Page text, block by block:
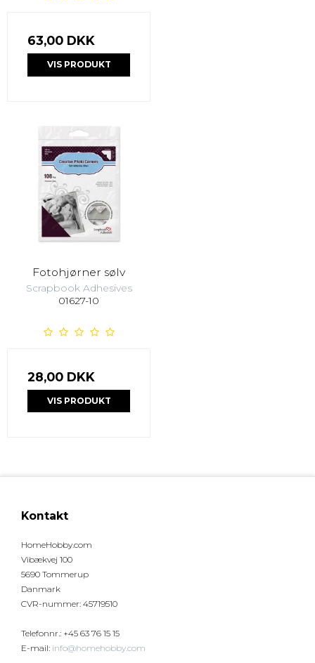
63,00 DKK
VIS PRODUKT
Fotohjørner sølv
Scrapbook Adhesives
01627-10
28,00 DKK
VIS PRODUKT
Kontakt
HomeHobby.com
Vibækvej 100
5690 Tommerup
Danmark
CVR-nummer: 45719510
Telefonnr. : +45 63 76 15 15
E-mail: info@homehobby.com